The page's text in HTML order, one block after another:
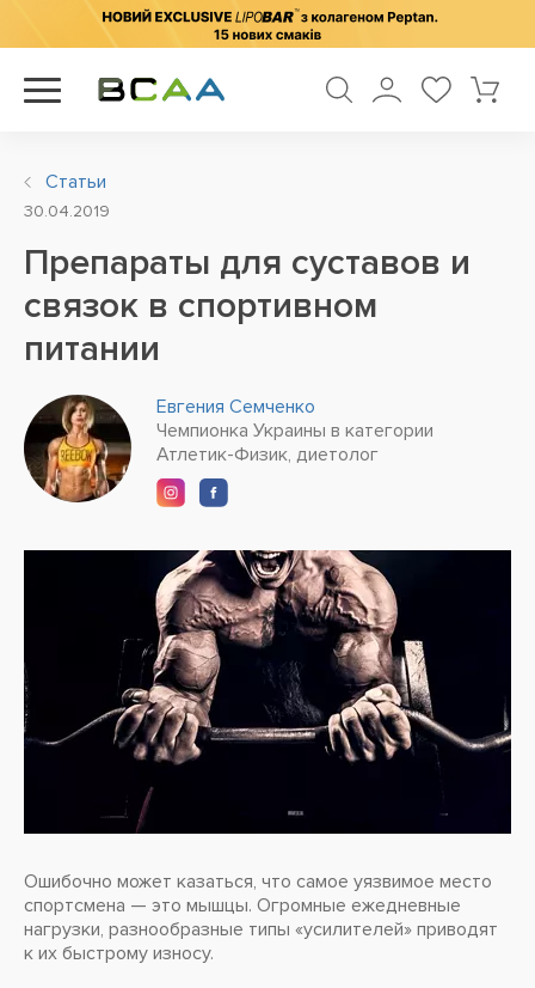
Статьи
30.04.2019
Препараты для суставов и
связок в спортивном
питании
Евгения Семченко
Чемпионка Украины в категории
Атлетик-Физик, диетолог
Ошибочно может казаться, что самое уязвимое место
спортсмена — это мышцы. Огромные ежедневные
нагрузки, разнообразные типы «усилителей» приводят
к их быстрому износу.